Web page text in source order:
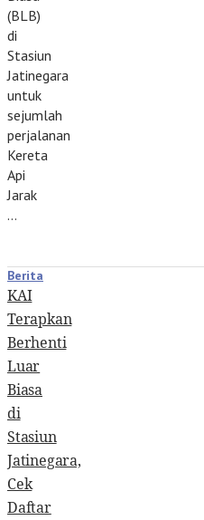
(BLB)
di
Stasiun
Jatinegara
untuk
sejumlah
perjalanan
Kereta
Api
Jarak
…
Berita
KAI
Terapkan
Berhenti
Luar
Biasa
di
Stasiun
Jatinegara,
Cek
Daftar